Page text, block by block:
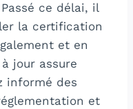
ce délai, il
la certification
et en
jour assure
informé des
et